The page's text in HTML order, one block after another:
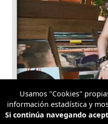
Usamos "Cookies"
información estadística y
Si continúa navegando